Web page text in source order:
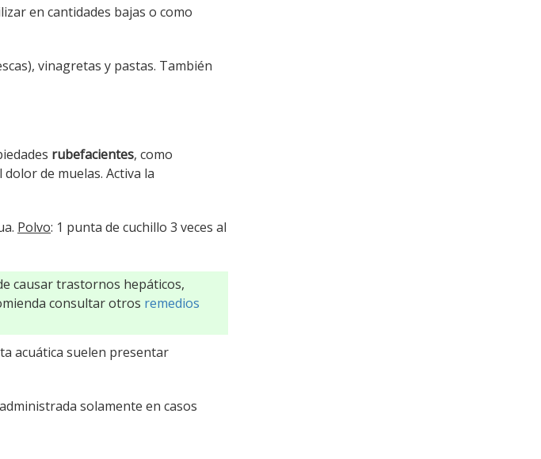
en cantidades bajas o como
vinagretas y pastas. También
rubefacientes, como
de muelas. Activa la
Polvo: 1 punta de cuchillo 3 veces al
causar trastornos hepáticos,
consultar otros remedios
acuática suelen presentar
solamente en casos